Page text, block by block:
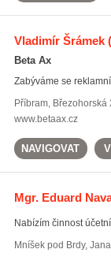
Vladimír Šrámek
Beta Ax
Zabýváme se
Příbram, Březohorská
www.betaax.cz
NAVIGOVAT
Mgr. Eduard
Nabízím činnost
Mníšek pod Brdy,